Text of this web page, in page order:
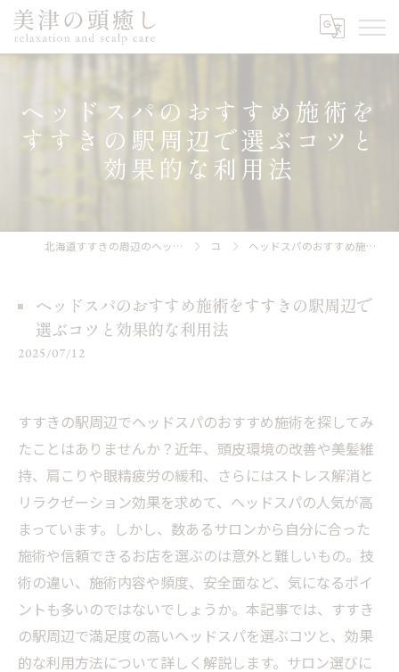
ヘッドスパのおすすめ施術を
すすきの駅周辺で選ぶコツと
効果的な利用法
北海道すすきの周辺のヘッドスパなら美津の頭癒し relaxation and scalp care コラム ヘッドスパのおすすめ施術をすすきの駅周辺で選ぶコツと効果的な利用法
ヘッドスパのおすすめ施術をすすきの駅周辺で
選ぶコツと効果的な利用法
2025/07/12
すすきの駅周辺でヘッドスパのおすすめ施術を探してみ
たことはありませんか？近年、頭皮環境の改善や美髪維
持、肩こりや眼精疲労の緩和、さらにはストレス解消と
リラクゼーション効果を求めて、ヘッドスパの人気が高
まっています。しかし、数あるサロンから自分に合った
施術や信頼できるお店を選ぶのは意外と難しいもの。技
術の違い、施術内容や頻度、安全面など、気になるポイ
ントも多いのではないでしょうか。本記事では、すすき
の駅周辺で満足度の高いヘッドスパを選ぶコツと、効果
的な利用方法について詳しく解説します。サロン選びに